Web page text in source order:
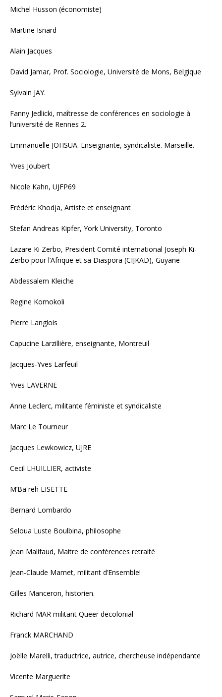
Michel Husson (économiste)
Martine Isnard
Alain Jacques
David Jamar, Prof. Sociologie, Université de Mons, Belgique
Sylvain JAY.
Fanny Jedlicki, maîtresse de conférences en sociologie à
l’université de Rennes 2.
Emmanuelle JOHSUA. Enseignante, syndicaliste. Marseille.
Yves Joubert
Nicole Kahn, UJFP69
Frédéric Khodja, Artiste et enseignant
Stefan Andreas Kipfer, York University, Toronto
Lazare Ki Zerbo, President Comité international Joseph Ki-
Zerbo pour l’Afrique et sa Diaspora (CIJKAD), Guyane
Abdessalem Kleiche
Regine Komokoli
Pierre Langlois
Capucine Larzillière, enseignante, Montreuil
Jacques-Yves Larfeuil
Yves LAVERNE
Anne Leclerc, militante féministe et syndicaliste
Marc Le Tourneur
Jacques Lewkowicz, UJRE
Cecil LHUILLIER, activiste
M’Baïreh LISETTE
Bernard Lombardo
Seloua Luste Boulbina, philosophe
Jean Malifaud, Maitre de conférences retraité
Jean-Claude Mamet, militant d’Ensemble!
Gilles Manceron, historien.
Richard MAR militant Queer decolonial
Franck MARCHAND
Joëlle Marelli, traductrice, autrice, chercheuse indépendante
Vicente Marguerite